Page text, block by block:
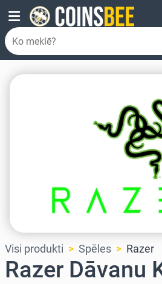
Visi produkti Spēles Razer
Razer Dāvanu